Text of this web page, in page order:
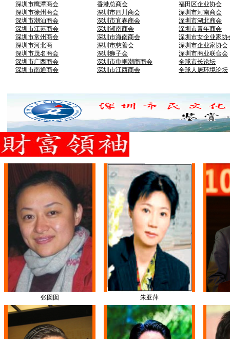
深圳市鹰潭商会
深圳市徐州商会
深圳市潮汕商会
深圳市江苏商会
深圳市常州商会
深圳市河北商
深圳市茂名商会
深圳市广西商会
深圳市南通商会
香港总商会
深圳市四川商会
深圳市宜春商会
深圳湖南商会
深圳市海南商会
深圳市慈善会
深圳狮子会
深圳市巾帼潮商商会
深圳市江西商会
福田区企业协会
深圳市河南商会
深圳市湖北商会
深圳市青年商会
深圳市女企业家协
深圳市企业家协会
深圳市商业联合会
全球市长论坛
全球人居环境论坛
张囡囡 朱亚萍